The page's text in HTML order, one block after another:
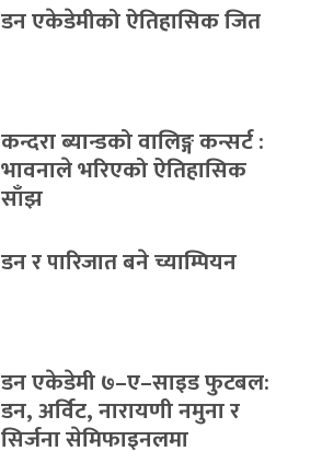
डन एकेडेमीको ऐतिहासिक जित
कन्दरा ब्यान्डको वालिङ्ग कन्सर्ट :
भावनाले भरिएको ऐतिहासिक
साँझ
डन र पारिजात बने च्याम्पियन
डन एकेडेमी ७–ए–साइड फुटबल:
डन, अर्विट, नारायणी नमुना र
सिर्जना सेमिफाइनलमा